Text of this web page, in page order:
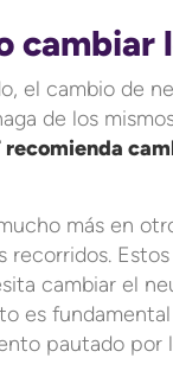
cambiar
el cambio de
de los
recomienda
más en
recorridos.
cambiar el
es
pautado por